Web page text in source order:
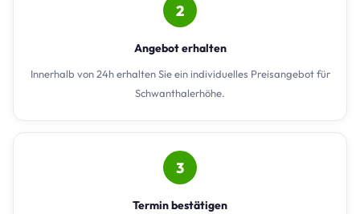
2
Angebot erhalten
Innerhalb von 24h erhalten Sie ein individuelles Preisangebot für
Schwanthalerhöhe.
3
Termin bestätigen